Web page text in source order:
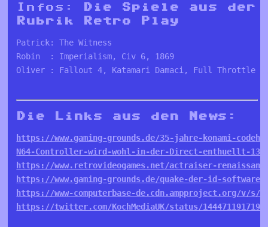
Infos:
Die Spiele aus der
Rubrik Retro Play
Patrick: The Witness
Robin  : Imperialism, Civ 6, 1869
Oliver : Fallout 4, Katamari Damaci, Full Throttle
Die Links aus den News:
https://www.gaming-grounds.de/35-jahre-konami-code
N64-Controller-wird-wohl-in-der-Direct-enthuellt-
https://www.retrovideogames.net/actraiser-
https://www.gaming-grounds.de/quake-der-id-
https://www-computerbase-de.cdn.ampproject.org/v/s/
https://twitter.com/KochMediaUK/status/